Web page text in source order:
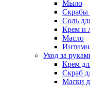
Мыло
Скрабы
Соль
Крем и
Масло
Уход за
Крем
Скраб
Маски